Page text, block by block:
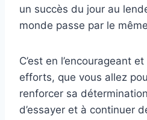
un succès du jour au
monde passe par le
C’est en l’encourageant
efforts, que vous allez
renforcer sa
d’essayer et à continuer